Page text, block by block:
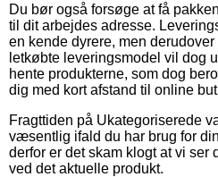
Du bør også forsøge at få
til dit arbejdes adresse.
en kende dyrere, men
letkøbte leveringsmodel vil dog
hente produkterne, som dog
dig med kort afstand til online
Fragttiden på Ukategoriserede
væsentlig ifald du har brug for
derfor er det skam klogt at vi ser
ved det aktuelle produkt.